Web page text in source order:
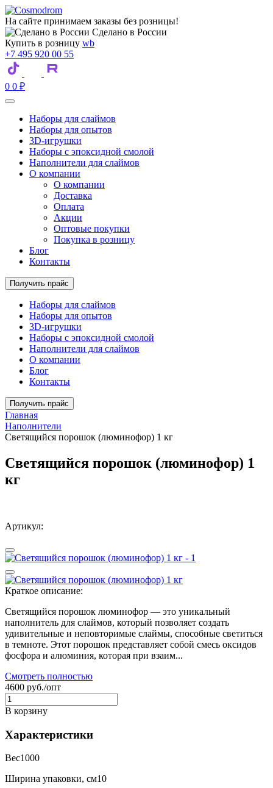
На сайте принимаем заказы без розницы!
Сделано в России
Купить в розницу wb
+7 495 920 00 55
0 0 ₽
Наборы для слаймов
Наборы для опытов
3D-игрушки
Наборы с эпоксидной смолой
Наполнители для слаймов
О компании
О компании
Доставка
Оплата
Акции
Оптовые покупки
Покупка в розницу
Блог
Контакты
Получить прайс
Наборы для слаймов
Наборы для опытов
3D-игрушки
Наборы с эпоксидной смолой
Наполнители для слаймов
О компании
Блог
Контакты
Получить прайс
Главная
Наполнители
Светящийся порошок (люминофор) 1 кг
Светящийся порошок (люминофор) 1
кг
Артикул:
Краткое описание:
Светящийся порошок люминофор — это уникальный
наполнитель для слаймов, который позволяет создать
удивительные и неповторимые слаймы, способные светиться
в темноте. Этот порошок представляет собой смесь оксидов
фосфора и алюминия, которая при взаим...
Смотреть полностью
4600 руб./опт
В корзину
Характеристики
Вес1000
Ширина упаковки, см10